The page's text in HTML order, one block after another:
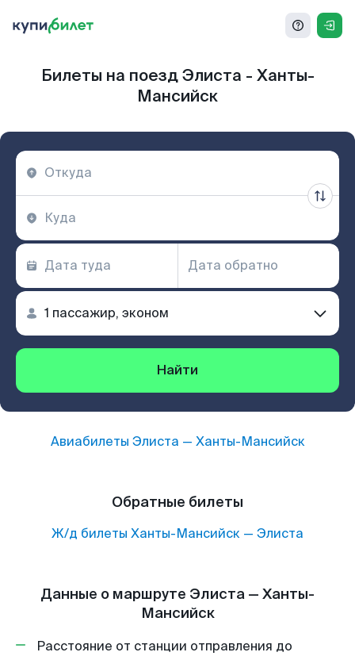
Билеты на поезд Элиста - Ханты-
Мансийск
Найти
Авиабилеты Элиста — Ханты-Мансийск
Обратные билеты
Ж/д билеты Ханты-Мансийск — Элиста
Данные о маршруте Элиста — Ханты-
Мансийск
Расстояние от станции отправления до